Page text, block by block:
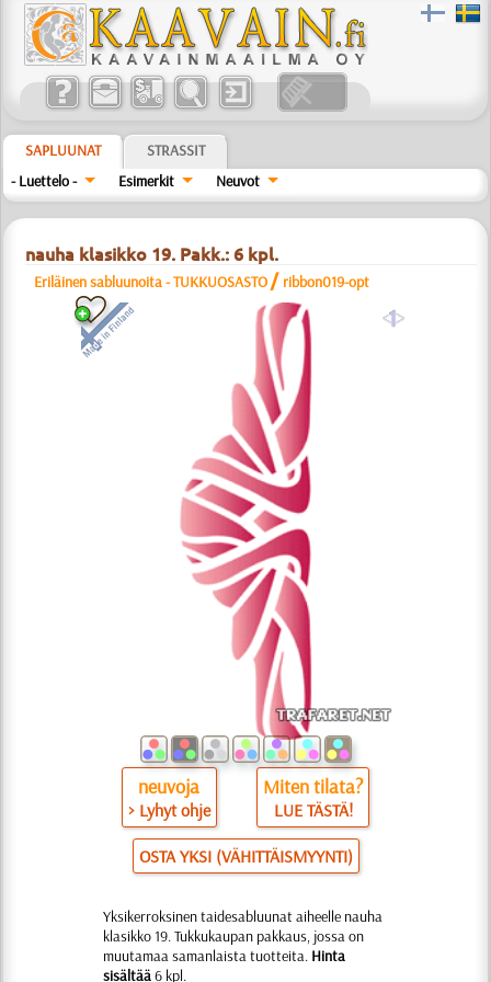
SAPLUUNAT
STRASSIT
- Luettelo -
Esimerkit Neuvot
nauha klasikko 19. Pakk.: 6 kpl.
Eriläinen sabluunoita - TUKKUOSASTO / ribbon019-opt
a
neuvoja
> Lyhyt ohje
Miten tilata?
LUE TÄSTÄ!
OSTA YKSI (VÄHITTÄISMYYNTI)
Yksikerroksinen taidesabluunat aiheelle nauha
klasikko 19. Tukkukaupan pakkaus, jossa on
muutamaa samanlaista tuotteita. Hinta
sisältää6 kpl.